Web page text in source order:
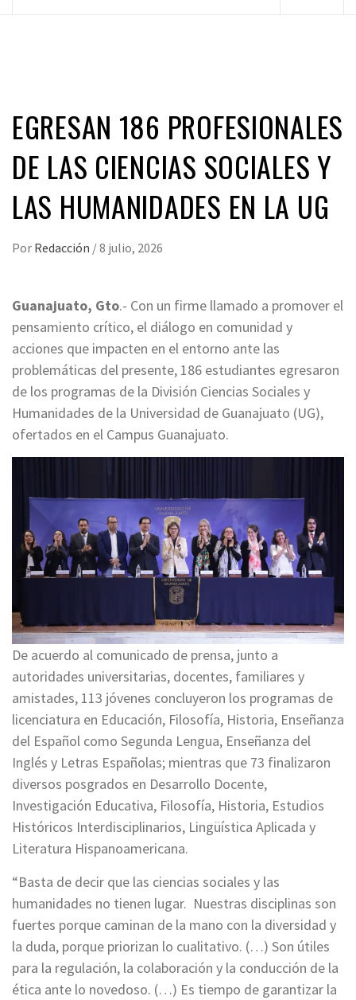
EGRESAN 186 PROFESIONALES
DE LAS CIENCIAS SOCIALES Y
LAS HUMANIDADES EN LA UG
Por Redacción /8 julio, 2026
Guanajuato, Gto.- Con un firme llamado a promover el
pensamiento crítico, el diálogo en comunidad y
acciones que impacten en el entorno ante las
problemáticas del presente, 186 estudiantes egresaron
de los programas de la División Ciencias Sociales y
Humanidades de la Universidad de Guanajuato (UG),
ofertados en el Campus Guanajuato.
De acuerdo al comunicado de prensa, junto a
autoridades universitarias, docentes, familiares y
amistades, 113 jóvenes concluyeron los programas de
licenciatura en Educación, Filosofía, Historia, Enseñanza
del Español como Segunda Lengua, Enseñanza del
Inglés y Letras Españolas; mientras que 73 finalizaron
diversos posgrados en Desarrollo Docente,
Investigación Educativa, Filosofía, Historia, Estudios
Históricos Interdisciplinarios, Lingüística Aplicada y
Literatura Hispanoamericana.
“Basta de decir que las ciencias sociales y las
humanidades no tienen lugar. Nuestras disciplinas son
fuertes porque caminan de la mano con la diversidad y
la duda, porque priorizan lo cualitativo. (…) Son útiles
para la regulación, la colaboración y la conducción de la
ética ante lo novedoso. (…) Es tiempo de garantizar la